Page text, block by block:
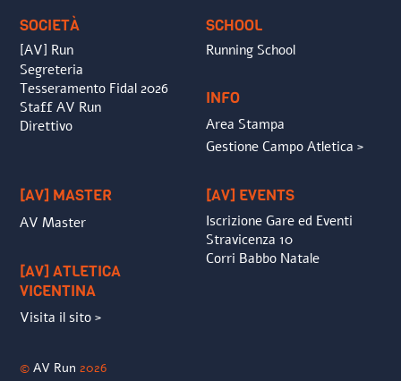
SOCIETÀ
[AV] Run
Segreteria
Tesseramento Fidal 2026
Staff AV Run
Direttivo
SCHOOL
Running School
INFO
Area Stampa
Gestione Campo Atletica >
[AV] MASTER
AV Master
[AV] ATLETICA
VICENTINA
Visita il sito >
[AV] EVENTS
Iscrizione Gare ed Eventi
Stravicenza 10
Corri Babbo Natale
©AV Run 2026